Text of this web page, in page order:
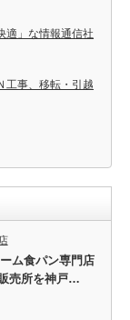
適」な情報通信社
工事、移転・引越
ム食パン専門店
売所を神戸…